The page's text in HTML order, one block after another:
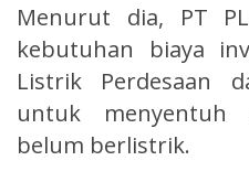
Menurut dia, PT
kebutuhan biaya
Listrik Perdesaan
untuk menyentuh
belum berlistrik.